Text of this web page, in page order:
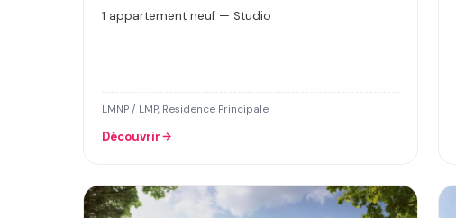
1 appartement neuf — Studio
LMNP / LMP, Residence Principale
Découvrir